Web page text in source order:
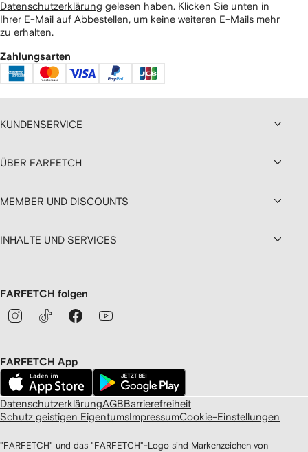
Datenschutzerklärung gelesen haben. Klicken Sie unten in
Ihrer E-Mail auf Abbestellen, um keine weiteren E-Mails mehr
zu erhalten.
Zahlungsarten
KUNDENSERVICE
ÜBER FARFETCH
MEMBER UND DISCOUNTS
INHALTE UND SERVICES
FARFETCH folgen
FARFETCH App
DatenschutzerklärungAGBBarrierefreiheit
Schutz geistigen EigentumsImpressumCookie-Einstellungen
"FARFETCH" und das "FARFETCH"-Logo sind Markenzeichen von